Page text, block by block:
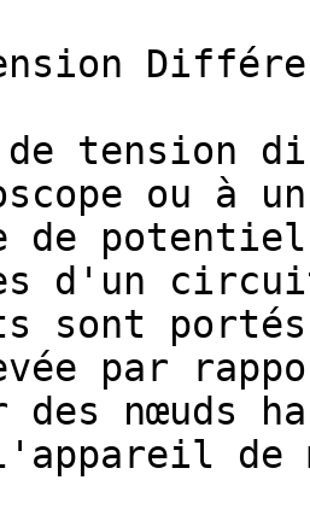
de tension
ou à
de
d'un
sont
par
des nœuds
l'appareil de